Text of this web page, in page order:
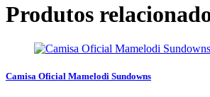
Produtos
Camisa Oficial Mamelodi Sundowns